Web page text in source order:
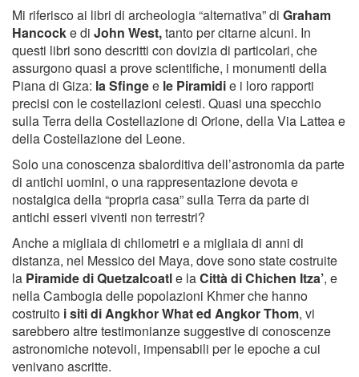
Mi riferisco ai libri di archeologia “alternativa” di Graham
Hancocke di John West,tanto per citarne alcuni. In
questi libri sono descritti con dovizia di particolari, che
assurgono quasi a prove scientifiche, i monumenti della
Piana di Giza: la Sfingee le Piramidie i loro rapporti
precisi con le costellazioni celesti. Quasi una specchio
sulla Terra della Costellazione di Orione, della Via Lattea e
della Costellazione del Leone.
Solo una conoscenza sbalorditiva dell’astronomia da parte
di antichi uomini, o una rappresentazione devota e
nostalgica della “propria casa” sulla Terra da parte di
antichi esseri viventi non terrestri?
Anche a migliaia di chilometri e a migliaia di anni di
distanza, nel Messico dei Maya, dove sono state costruite
la Piramide di Quetzalcoatle laCittà di Chichen Itza’, e
nella Cambogia delle popolazioni Khmer che hanno
costruito i siti di Angkhor What ed Angkor Thom, vi
sarebbero altre testimonianze suggestive di conoscenze
astronomiche notevoli, impensabili per le epoche a cui
venivano ascritte.